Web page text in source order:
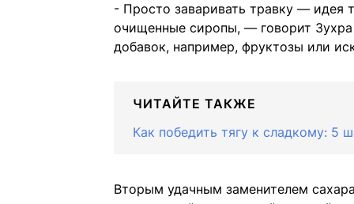
- Просто заваривать травку — идея
очищенные сиропы, — говорит
добавок, например, фруктозы или
ЧИТАЙТЕ ТАКЖЕ
Как победить тягу к сладкому: 5
Вторым удачным заменителем